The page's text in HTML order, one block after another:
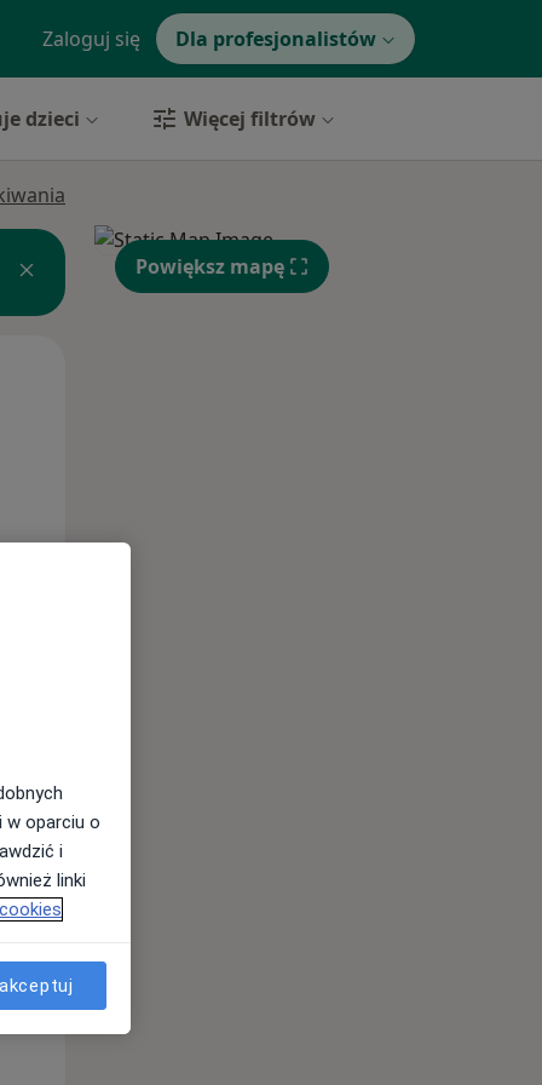
Zaloguj się Dla profesjonalistów
dzieci Więcej filtrów
Śr,
12 Sie
Powiększ mapę
w oparciu o
i
linki